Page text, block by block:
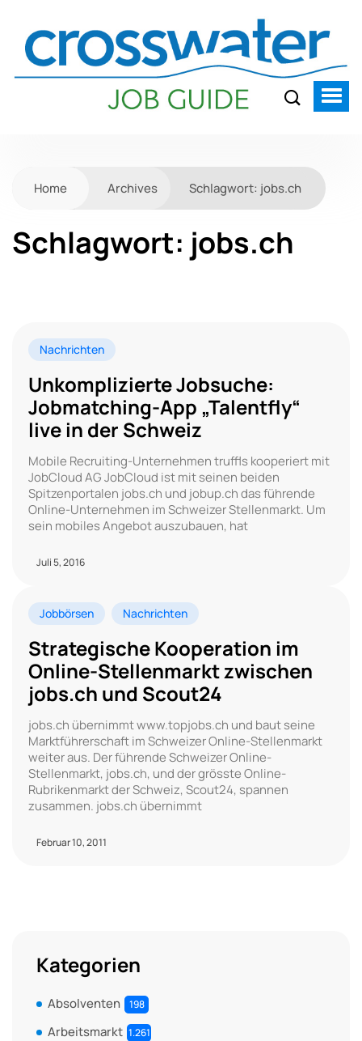
Home Archives Schlagwort: jobs.ch
Schlagwort: jobs.ch
Nachrichten
Unkomplizierte Jobsuche:
Jobmatching-App „Talentfly“
live in der Schweiz
Mobile Recruiting-Unternehmen truffls kooperiert mit
JobCloud AG JobCloud ist mit seinen beiden
Spitzenportalen jobs.ch und jobup.ch das führende
Online-Unternehmen im Schweizer Stellenmarkt. Um
sein mobiles Angebot auszubauen, hat
Juli 5, 2016
Jobbörsen Nachrichten
Strategische Kooperation im
Online-Stellenmarkt zwischen
jobs.ch und Scout24
jobs.ch übernimmt www.topjobs.ch und baut seine
Marktführerschaft im Schweizer Online-Stellenmarkt
weiter aus. Der führende Schweizer Online-
Stellenmarkt, jobs.ch, und der grösste Online-
Rubrikenmarkt der Schweiz, Scout24, spannen
zusammen. jobs.ch übernimmt
Februar 10, 2011
Kategorien
Absolventen 198
Arbeitsmarkt 1.261